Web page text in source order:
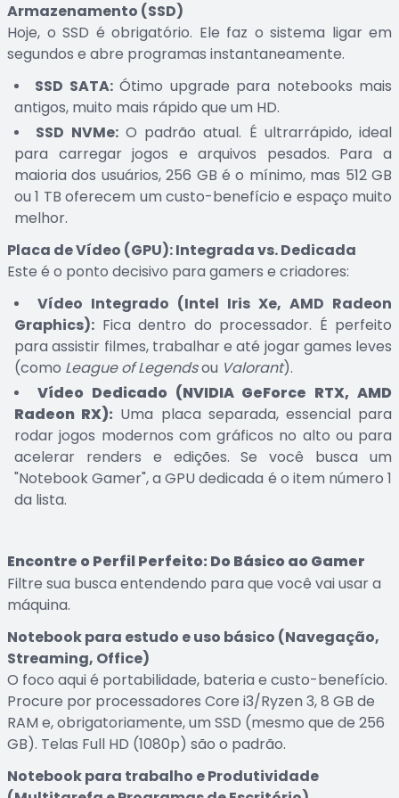
Armazenamento (SSD)
Hoje, o SSD é obrigatório. Ele faz o sistema ligar em
segundos e abre programas instantaneamente.
SSD SATA:Ótimo upgrade para notebooks mais
antigos, muito mais rápido que um HD.
SSD NVMe:O padrão atual. É ultrarrápido, ideal
para carregar jogos e arquivos pesados. Para a
maioria dos usuários, 256 GB é o mínimo, mas 512 GB
ou 1 TB oferecem um custo-benefício e espaço muito
melhor.
Placa de Vídeo (GPU): Integrada vs. Dedicada
Este é o ponto decisivo para gamers e criadores:
Vídeo Integrado (Intel Iris Xe, AMD Radeon
Graphics): Fica dentro do processador. É perfeito
para assistir filmes, trabalhar e até jogar games leves
(como League of Legendsou Valorant).
Vídeo Dedicado (NVIDIA GeForce RTX, AMD
Radeon RX): Uma placa separada, essencial para
rodar jogos modernos com gráficos no alto ou para
acelerar renders e edições. Se você busca um
"Notebook Gamer", a GPU dedicada é o item número 1
da lista.
Encontre o Perfil Perfeito: Do Básico ao Gamer
Filtre sua busca entendendo para que você vai usar a
máquina.
Notebook para estudo e uso básico (Navegação,
Streaming, Office)
O foco aqui é portabilidade, bateria e custo-benefício.
Procure por processadores Core i3/Ryzen 3, 8 GB de
RAM e, obrigatoriamente, um SSD (mesmo que de 256
GB). Telas Full HD (1080p) são o padrão.
Notebook para trabalho e Produtividade